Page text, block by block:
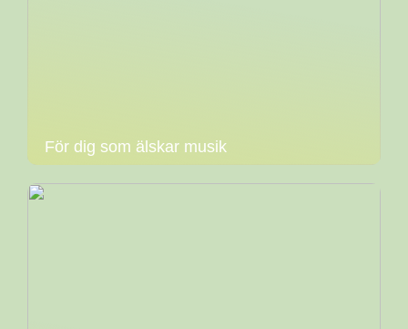
För dig som älskar musik